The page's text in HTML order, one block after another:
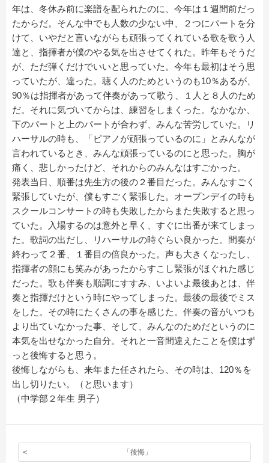
年は、冬休み前に楽譜を配られたのに、今年は１週間前だっ
たからだ。そんな中でも人数の少ない中、２つにパートを分
けて、いやだと言いながらも頑張ってくれている歌を歌う人
達と、指揮者が僕のやる気を出させてくれた。昨年もそうだ
が、ただ弾くだけでいいと思っていた。今年も最初はそう思
っていたが、違った。聴く人のためというのも10％あるが、
90％は指揮者があって伴奏があって歌う、１人と８人のため
だ。それに気づいてからは、練習をしまくった。なかなか、
下のパートと上のパートが合わず、みんな苦労していた。リ
ハーサルの時も、「ピアノが頑張っているのに」とみんなが
言われているとき、みんな頑張っているのにと思った。胸が
痛く、悲しかったけど、それからのみんなはすごかった。
発表当日、順番は先生方の後の２番目だった。みんなすごく
緊張していたが、僕もすごく緊張した。オープンデイの時も
スクールコンサートの時も失敗したからまた失敗すると思っ
ていた。入場するのは意外と早く、すぐに出番が来てしまっ
た。歌詞の出だし、リハーサルの時ぐらい良かった。間奏が
終わって２番、１番目の倍良かった。声も大きくなったし、
指揮者の顔にも笑みがあったからすこし緊張がほぐれた感じ
だった。歌も伴奏も順調にすすみ、いよいよ最後あとは、伴
奏と指揮だけという時にやってしまった。最後の最後でミス
をした。その時にたくさんの事を感じた。伴奏の音がいつも
より出ていなかった事、そして、みんなのためだというのに
本気を出せなかった自分。それと一音間違えたことを僕はず
っと後悔すると思う。
後悔しながらも、来年また任されたら、その時は、120％を
出し切りたい。（と思います）
（中学部２年生 男子）
「後悔」